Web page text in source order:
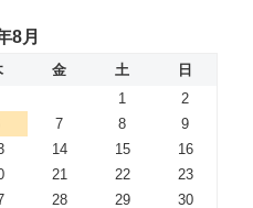
8月
金 土
日
1
2
7 8
9
14 15
16
21 22
23
28 29
30